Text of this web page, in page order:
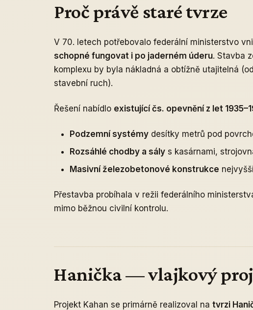
Proč právě staré tvrze
V 70. letech potřebovalo federální ministerstvo
schopné fungovat i po jaderném úderu. Stavba
komplexu by byla nákladná a obtížně utajitelná
stavební ruch).
Řešení nabídlo existující čs. opevnění z let
Podzemní systémy desítky metrů pod
Rozsáhlé chodby a sály s kasárnami,
Masivní železobetonové konstrukce
Přestavba probíhala v režii federálního
mimo běžnou civilní kontrolu.
Hanička — vlajkový
Projekt Kahan se primárně realizoval na tvrzi